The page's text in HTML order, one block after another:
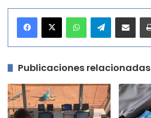
Telegram
Publicaciones relacionadas